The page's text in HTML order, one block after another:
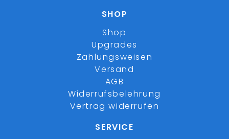
SHOP
Shop
Upgrades
Zahlungsweisen
Versand
AGB
Widerrufsbelehrung
Vertrag widerrufen
SERVICE